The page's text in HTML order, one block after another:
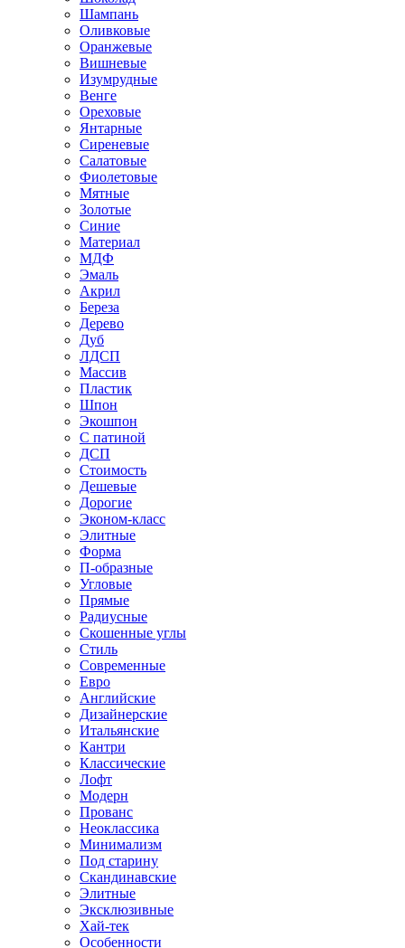
Шампань
Оливковые
Оранжевые
Вишневые
Изумрудные
Венге
Ореховые
Янтарные
Сиреневые
Салатовые
Фиолетовые
Мятные
Золотые
Синие
Материал
МДФ
Эмаль
Акрил
Береза
Дерево
Дуб
ЛДСП
Массив
Пластик
Шпон
Экошпон
С патиной
ДСП
Стоимость
Дешевые
Дорогие
Эконом-класс
Элитные
Форма
П-образные
Угловые
Прямые
Радиусные
Скошенные углы
Стиль
Современные
Евро
Английские
Дизайнерские
Итальянские
Кантри
Классические
Лофт
Модерн
Прованс
Неоклассика
Минимализм
Под старину
Скандинавские
Элитные
Эксклюзивные
Хай-тек
Особенности